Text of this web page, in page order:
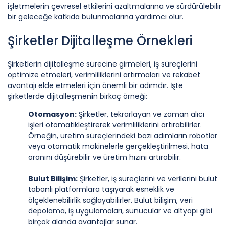
işletmelerin çevresel etkilerini azaltmalarına ve sürdürülebilir
bir geleceğe katkıda bulunmalarına yardımcı olur.
Şirketler Dijitalleşme Örnekleri
Şirketlerin dijitalleşme sürecine girmeleri, iş süreçlerini
optimize etmeleri, verimliliklerini artırmaları ve rekabet
avantajı elde etmeleri için önemli bir adımdır. İşte
şirketlerde dijitalleşmenin birkaç örneği:
Otomasyon: Şirketler, tekrarlayan ve zaman alıcı
işleri otomatikleştirerek verimliliklerini artırabilirler.
Örneğin, üretim süreçlerindeki bazı adımların robotlar
veya otomatik makinelerle gerçekleştirilmesi, hata
oranını düşürebilir ve üretim hızını artırabilir.
Bulut Bilişim: Şirketler, iş süreçlerini ve verilerini bulut
tabanlı platformlara taşıyarak esneklik ve
ölçeklenebilirlik sağlayabilirler. Bulut bilişim, veri
depolama, iş uygulamaları, sunucular ve altyapı gibi
birçok alanda avantajlar sunar.